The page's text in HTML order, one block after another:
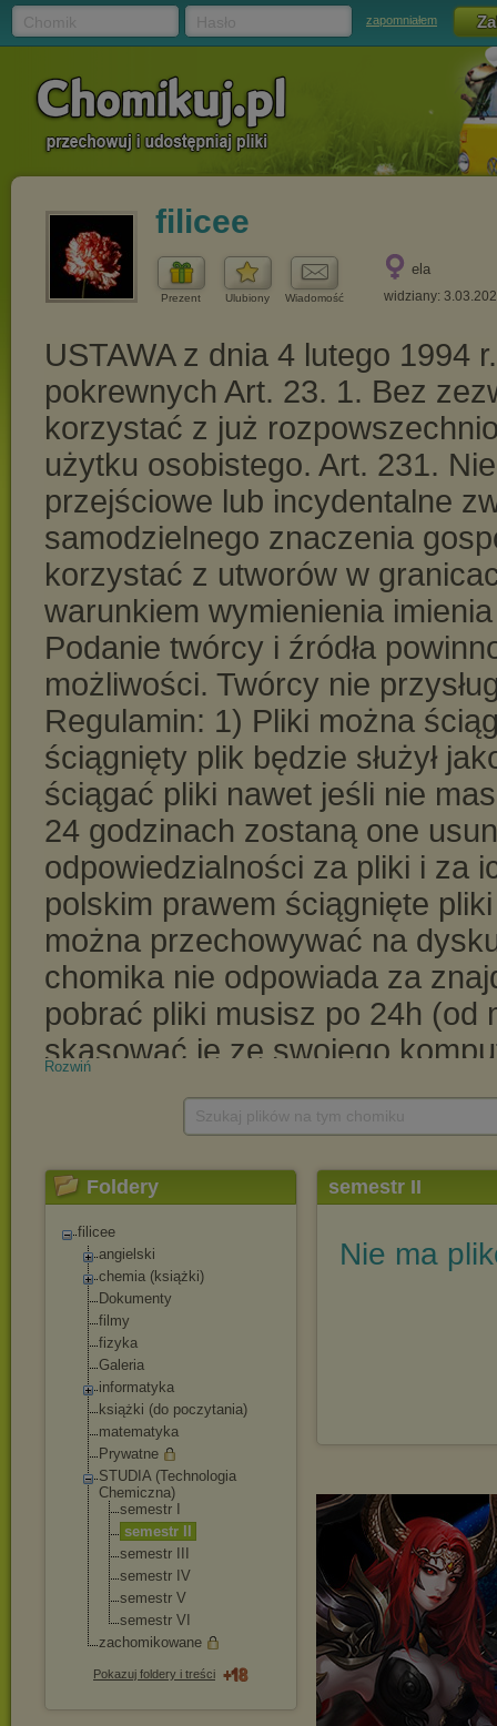
zapomniałem
filicee
Prezent Ulubiony Wiadomość
ela
widziany:
Rozwiń
Foldery
filicee
angielski
chemia (książki)
Dokumenty
filmy
fizyka
Galeria
informatyka
książki (do poczytania)
matematyka
Prywatne
STUDIA (Technologia
Chemiczna)
semestr I
semestr II
semestr III
semestr IV
semestr V
semestr VI
zachomikowane
Pokazuj foldery i treści
semestr II
Nie ma